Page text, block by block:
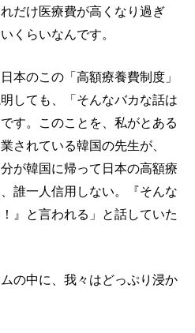
だけ医療費が高くなり過ぎ
くらいなんです。
本のこの「高額療養費制度」
しても、「そんなバカな話は
す。このことを、私がとある
されている韓国の先生が、
が韓国に帰って日本の高額療
誰一人信用しない。『そんな
』と言われる」と話していた
の中に、我々はどっぷり浸か